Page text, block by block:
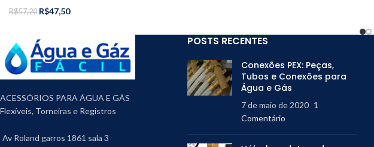
R$57,20 R$47,50
ACESSÓRIOS PARA ÁGUA E GÁS
Flexíveis, Torneiras e Registros
Av Roland garros 1861 sala 3
POSTS RECENTES
Conexões PEX: Peças,
Tubos e Conexões para
Água e Gás
7 de maio de 2020 1
Comentário